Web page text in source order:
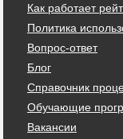
Как работает
Политика
Вопрос-ответ
Блог
Справочник
Обучающие
Вакансии